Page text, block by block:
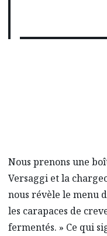
Nous prenons une
Versaggi et la
nous révèle le menu
les carapaces de
fermentés. » Ce qui